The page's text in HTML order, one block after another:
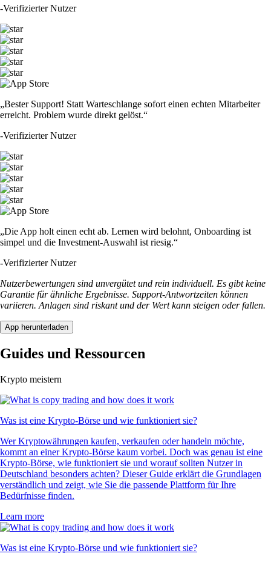
-Verifizierter Nutzer
„Bester Support! Statt Warteschlange sofort einen echten Mitarbeiter
erreicht. Problem wurde direkt gelöst.“
-Verifizierter Nutzer
„Die App holt einen echt ab. Lernen wird belohnt, Onboarding ist
simpel und die Investment-Auswahl ist riesig.“
-Verifizierter Nutzer
Nutzerbewertungen sind unvergütet und rein individuell. Es gibt keine
Garantie für ähnliche Ergebnisse. Support-Antwortzeiten können
variieren. Anlagen sind riskant und der Wert kann steigen oder fallen.
App herunterladen
Guides und Ressourcen
Krypto meistern
Was ist eine Krypto-Börse und wie funktioniert sie?
Wer Kryptowährungen kaufen, verkaufen oder handeln möchte,
kommt an einer Krypto-Börse kaum vorbei. Doch was genau ist eine
Krypto-Börse, wie funktioniert sie und worauf sollten Nutzer in
Deutschland besonders achten? Dieser Guide erklärt die Grundlagen
verständlich und zeigt, wie Sie die passende Plattform für Ihre
Bedürfnisse finden.
Learn more
Was ist eine Krypto-Börse und wie funktioniert sie?